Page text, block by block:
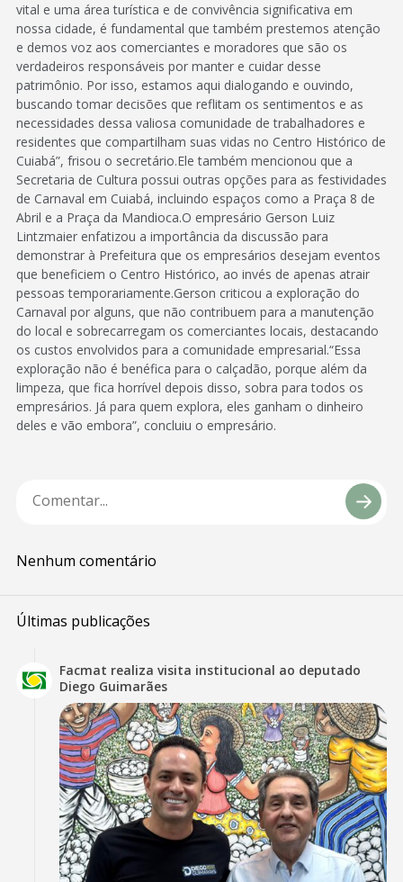
vital e uma área turística e de convivência significativa em
nossa cidade, é fundamental que também prestemos atenção
e demos voz aos comerciantes e moradores que são os
verdadeiros responsáveis por manter e cuidar desse
patrimônio. Por isso, estamos aqui dialogando e ouvindo,
buscando tomar decisões que reflitam os sentimentos e as
necessidades dessa valiosa comunidade de trabalhadores e
residentes que compartilham suas vidas no Centro Histórico de
Cuiabá”, frisou o secretário.Ele também mencionou que a
Secretaria de Cultura possui outras opções para as festividades
de Carnaval em Cuiabá, incluindo espaços como a Praça 8 de
Abril e a Praça da Mandioca.O empresário Gerson Luiz
Lintzmaier enfatizou a importância da discussão para
demonstrar à Prefeitura que os empresários desejam eventos
que beneficiem o Centro Histórico, ao invés de apenas atrair
pessoas temporariamente.Gerson criticou a exploração do
Carnaval por alguns, que não contribuem para a manutenção
do local e sobrecarregam os comerciantes locais, destacando
os custos envolvidos para a comunidade empresarial.“Essa
exploração não é benéfica para o calçadão, porque além da
limpeza, que fica horrível depois disso, sobra para todos os
empresários. Já para quem explora, eles ganham o dinheiro
deles e vão embora”, concluiu o empresário.
Nenhum comentário
Últimas publicações
Facmat realiza visita institucional ao deputado
Diego Guimarães